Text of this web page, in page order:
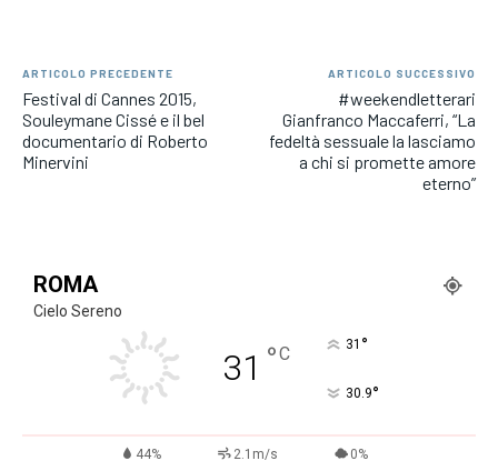
ARTICOLO PRECEDENTE
Festival di Cannes 2015,
Souleymane Cissé e il bel
documentario di Roberto
Minervini
ARTICOLO SUCCESSIVO
#weekendletterari
Gianfranco Maccaferri, “La
fedeltà sessuale la lasciamo
a chi si promette amore
eterno”
ROMA
Cielo Sereno
31 °C 31 °
30.9°
44% 2.1m/s 0%